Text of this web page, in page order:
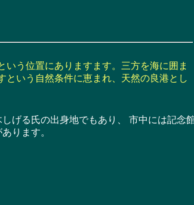
う位置にありますます。三方を海に囲ま
いう自然条件に恵まれ、天然の良港とし
げる氏の出身地でもあり、 市中には記念
ります。